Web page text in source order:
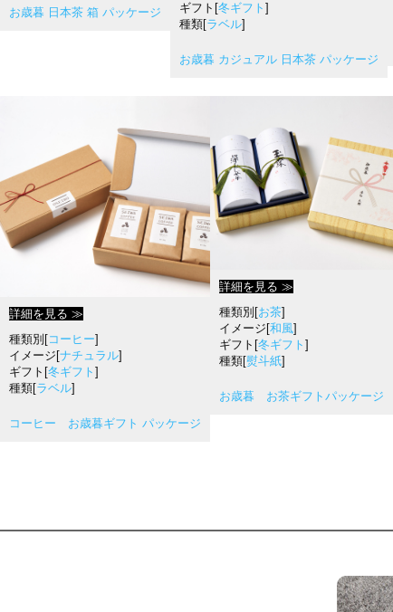
お歳暮 日本茶 箱 パッケージ
ギフト[冬ギフト ]
種類[ラベル]
お歳暮 カジュアル 日本茶 パッケージ
詳細を見る ≫
種類別[コーヒー]
イメージ[ナチュラル]
ギフト[冬ギフト ]
種類[ラベル]
コーヒー お歳暮ギフト パッケージ
詳細を見る ≫
種類別[お茶]
イメージ[和風]
ギフト[冬ギフト ]
種類[熨斗紙]
お歳暮 お茶ギフトパッケージ